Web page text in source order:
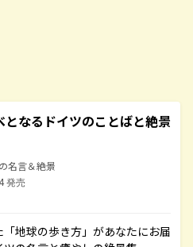
となるドイツのことばと絶景
名言＆絶景
発売
地球の歩き方」があなたにお届